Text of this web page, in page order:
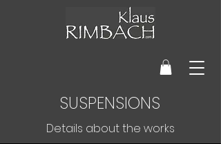
SUSPENSIONS
Details about the works